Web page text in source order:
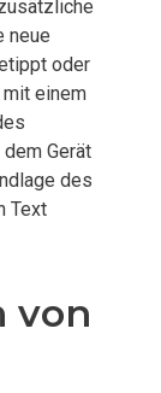
neue
oder
einem
Gerät
des
Text
von